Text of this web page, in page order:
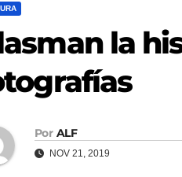
la
Por ALF
NOV 21, 2019